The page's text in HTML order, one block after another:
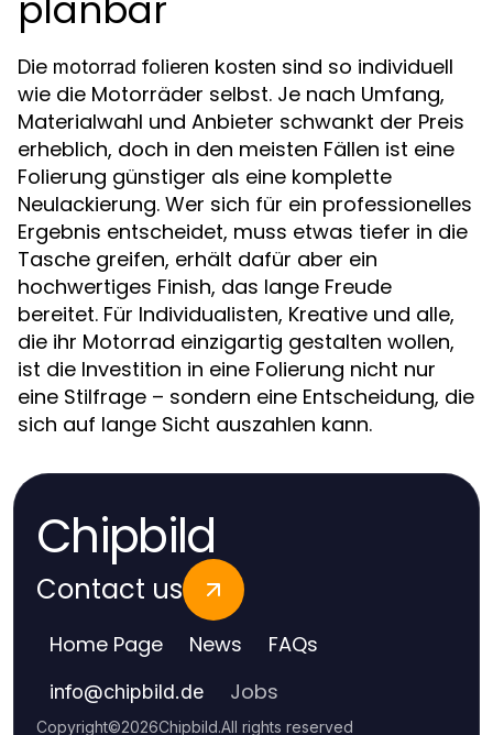
Die motorrad folieren kosten sind so individuell
wie die Motorräder selbst. Je nach Umfang,
Materialwahl und Anbieter schwankt der Preis
erheblich, doch in den meisten Fällen ist eine
Folierung günstiger als eine komplette
Neulackierung. Wer sich für ein professionelles
Ergebnis entscheidet, muss etwas tiefer in die
Tasche greifen, erhält dafür aber ein
hochwertiges Finish, das lange Freude
bereitet. Für Individualisten, Kreative und alle,
die ihr Motorrad einzigartig gestalten wollen,
ist die Investition in eine Folierung nicht nur
eine Stilfrage – sondern eine Entscheidung, die
sich auf lange Sicht auszahlen kann.
Chipbild
Contact us
Home Page News FAQs
info@chipbild.de Jobs
Copyright©2026Chipbild.All rights reserved